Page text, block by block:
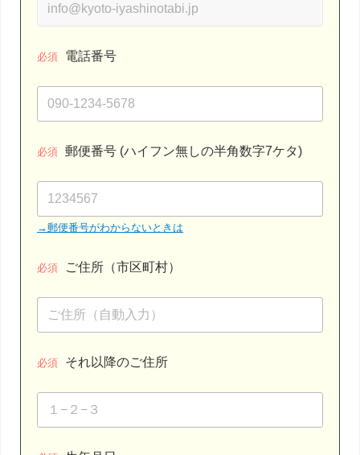
必須 電話番号
必須 郵便番号 (ハイフン無しの半角数字7ケタ)
→郵便番号がわからないときは
必須 ご住所（市区町村）
必須 それ以降のご住所